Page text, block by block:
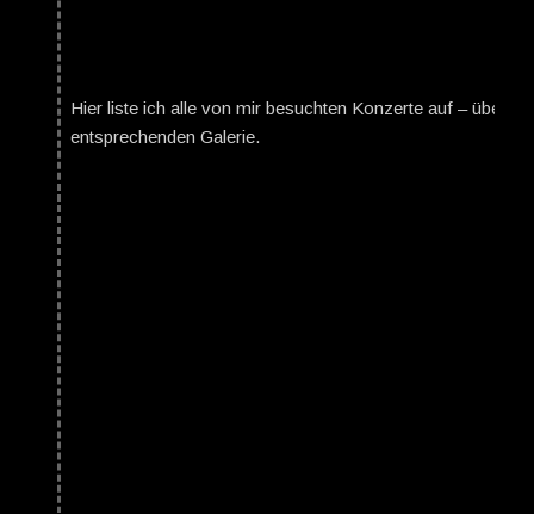
Hier liste ich alle von mir besuchten Konzerte auf – über
entsprechenden Galerie.